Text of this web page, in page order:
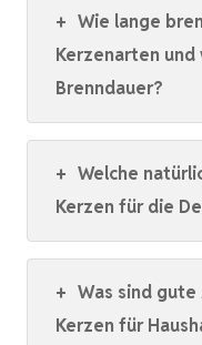
+ Wie lange
Kerzenarten
Brenndauer?
+ Welche
Kerzen für die
+ Was sind
Kerzen für